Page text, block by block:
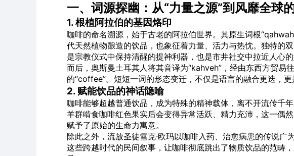
一、词源探幽：从“力量之源”到风靡全球
1. 根植阿拉伯的基因烙印
咖啡的命名溯源，始于古老的阿拉伯世界。其原生词根
代天然植物酿造的饮品，也象征着力量、活力与热忱。独特的
是宗教仪式中保持清醒的提神利器，也是市井社交中拉近人心的
而后，奥斯曼土耳其人将其音译为“kahveh”，经由东西方贸易
的“coffee”。短短一词的形态变迁，不仅是语言的融合更迭，
2. 赋能饮品的神话隐喻
咖啡能够超越普通饮品，成为特殊的精神载体，离不开流传千
羊群啃食咖啡红色果实后会变得异常活跃、精力充沛，这一偶
赋予了原始的生命力寓意。
除此之外，流放圣徒雪克·欧玛以咖啡入药、治愈病患的传说广
这些跨越时代的民间叙事，让咖啡彻底跳出了物质饮品的范畴